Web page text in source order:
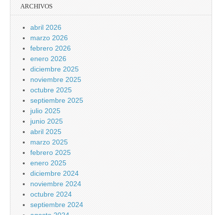
ARCHIVOS
abril 2026
marzo 2026
febrero 2026
enero 2026
diciembre 2025
noviembre 2025
octubre 2025
septiembre 2025
julio 2025
junio 2025
abril 2025
marzo 2025
febrero 2025
enero 2025
diciembre 2024
noviembre 2024
octubre 2024
septiembre 2024